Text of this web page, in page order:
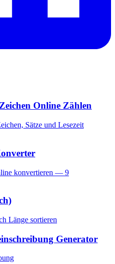
Online Zählen
Sätze und Lesezeit
konvertieren — 9
Länge sortieren
Generator